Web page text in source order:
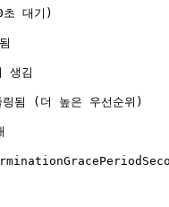
대기)
김
됨 (더 높은 우선순위)